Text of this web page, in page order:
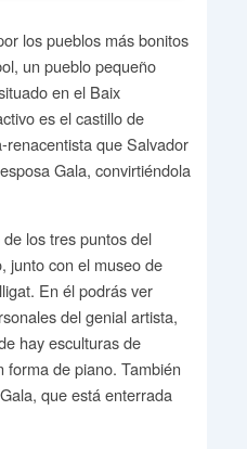
los pueblos más bonitos
un pueblo pequeño
en el Baix
es el castillo de
que Salvador
Gala, convirtiéndola
los tres puntos del
junto con el museo de
En él podrás ver
del genial artista,
hay esculturas de
forma de piano. También
que está enterrada